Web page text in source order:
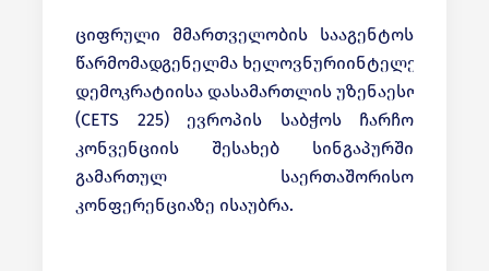
ციფრული მმართველობის სააგენტოს
წარმომადგენელმა ხელოვნურიინტელექტისა
დემოკრატიისა დასამართლის უზენაესობის
(CETS 225) ევროპის საბჭოს ჩარჩო
კონვენციის შესახებ სინგაპურში
გამართულ საერთაშორისო
კონფერენციაზე ისაუბრა.